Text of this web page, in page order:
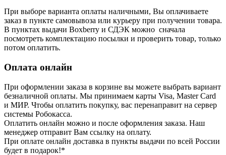
При выборе варианта оплаты наличными, Вы оплачиваете
заказ в пункте самовывоза или курьеру при получении товара.
В пунктах выдачи Boxberry и СДЭК можно сначала
посмотреть комплектацию посылки и проверить товар, только
потом оплатить.
Оплата онлайн
При оформлении заказа в корзине вы можете выбрать вариант
безналичной оплаты. Мы принимаем карты Visa, Master Card
и МИР. Чтобы оплатить покупку, вас перенаправит на сервер
системы Робокасса.
Оплатить онлайн можно и после оформления заказа. Наш
менеджер отправит Вам ссылку на оплату.
При оплате онлайн доставка в пункты выдачи по всей России
будет в подарок!*